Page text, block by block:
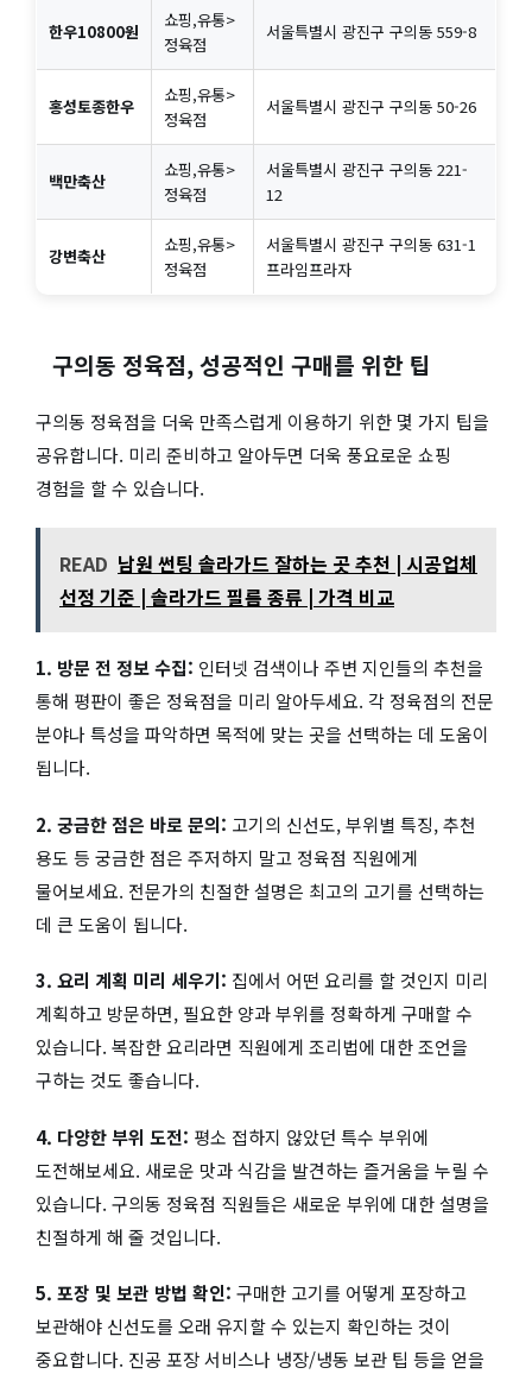
한우10800원
쇼핑,유통>
정육점
서울특별시 광진구 구의동 559-8
홍성토종한우
쇼핑,유통>
정육점
서울특별시 광진구 구의동 50-26
백만축산
쇼핑,유통>
정육점
서울특별시 광진구 구의동 221-
12
강변축산
쇼핑,유통>
정육점
서울특별시 광진구 구의동 631-1
프라임프라자
구의동 정육점, 성공적인 구매를 위한 팁
구의동 정육점을 더욱 만족스럽게 이용하기 위한 몇 가지 팁을
공유합니다. 미리 준비하고 알아두면 더욱 풍요로운 쇼핑
경험을 할 수 있습니다.
READ 남원 썬팅 솔라가드 잘하는 곳 추천 | 시공업체
선정 기준 | 솔라가드 필름 종류 | 가격 비교
1. 방문 전 정보 수집: 인터넷 검색이나 주변 지인들의 추천을
통해 평판이 좋은 정육점을 미리 알아두세요. 각 정육점의 전문
분야나 특성을 파악하면 목적에 맞는 곳을 선택하는 데 도움이
됩니다.
2. 궁금한 점은 바로 문의: 고기의 신선도, 부위별 특징, 추천
용도 등 궁금한 점은 주저하지 말고 정육점 직원에게
물어보세요. 전문가의 친절한 설명은 최고의 고기를 선택하는
데 큰 도움이 됩니다.
3. 요리 계획 미리 세우기: 집에서 어떤 요리를 할 것인지 미리
계획하고 방문하면, 필요한 양과 부위를 정확하게 구매할 수
있습니다. 복잡한 요리라면 직원에게 조리법에 대한 조언을
구하는 것도 좋습니다.
4. 다양한 부위 도전: 평소 접하지 않았던 특수 부위에
도전해보세요. 새로운 맛과 식감을 발견하는 즐거움을 누릴 수
있습니다. 구의동 정육점 직원들은 새로운 부위에 대한 설명을
친절하게 해 줄 것입니다.
5. 포장 및 보관 방법 확인: 구매한 고기를 어떻게 포장하고
보관해야 신선도를 오래 유지할 수 있는지 확인하는 것이
중요합니다. 진공 포장 서비스나 냉장/냉동 보관 팁 등을 얻을